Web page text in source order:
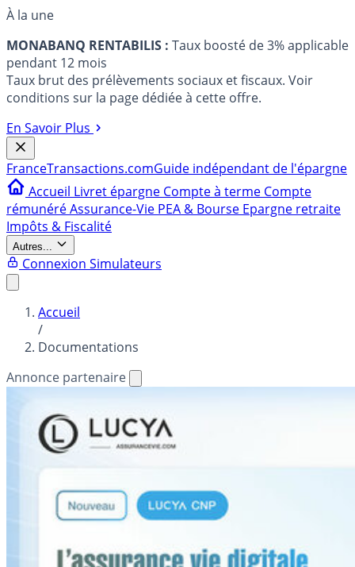
À la une
MONABANQ RENTABILIS : Taux boosté de 3% applicable
pendant 12 mois
Taux brut des prélèvements sociaux et fiscaux. Voir
conditions sur la page dédiée à cette offre.
En Savoir Plus
FranceTransactions.comGuide indépendant de l'épargne
Accueil Livret épargne Compte à terme Compte
rémunéréAssurance-Vie PEA & Bourse Epargne retraite
Impôts & Fiscalité
Autres...
Connexion Simulateurs
Accueil
/
Documentations
Annonce partenaire